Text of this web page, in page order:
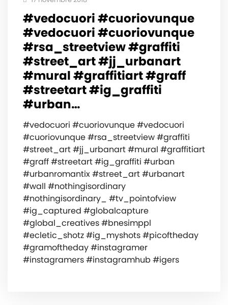
#vedocuori #cuoriovunque
#vedocuori #cuoriovunque
#rsa_streetview #graffiti
#street_art #jj_urbanart
#mural #graffitiart #graff
#streetart #ig_graffiti
#urban…
#vedocuori #cuoriovunque #vedocuori
#cuoriovunque #rsa_streetview #graffiti
#street_art #jj_urbanart #mural #graffitiart
#graff #streetart #ig_graffiti #urban
#urbanromantix #street_art #urbanart
#wall #nothingisordinary
#nothingisordinary_ #tv_pointofview
#ig_captured #globalcapture
#global_creatives #bnesimppl
#ecletic_shotz #ig_myshots #picoftheday
#gramoftheday #instagramer
#instagramers #instagramhub #igers